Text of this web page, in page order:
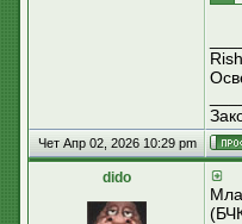
Чет Апр 02, 2026 10:29 pm
dido